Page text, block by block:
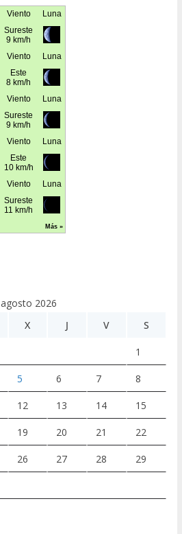
agosto 2026
X J V S
1
5 6 7 8
12 13 14 15
19 20 21 22
26 27 28 29